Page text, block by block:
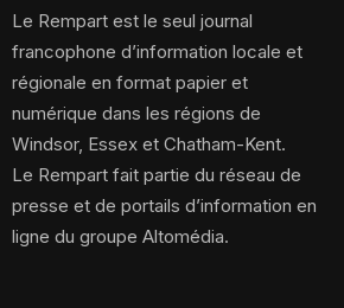
Le Rempart est le seul journal
francophone d’information locale et
régionale en format papier et
numérique dans les régions de
Windsor, Essex et Chatham-Kent.
Le Rempart fait partie du réseau de
presse et de portails d’information en
ligne du groupe Altomédia.